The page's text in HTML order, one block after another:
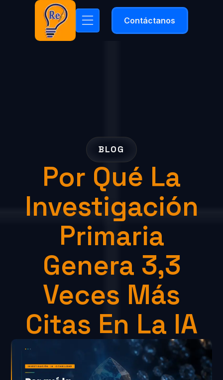
Contáctanos
BLOG
Por Qué La
Investigación
Primaria
Genera 3,3
Veces Más
Citas En La IA